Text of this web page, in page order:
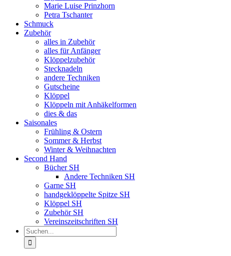
Marie Luise Prinzhorn
Petra Tschanter
Schmuck
Zubehör
alles in Zubehör
alles für Anfänger
Klöppelzubehör
Stecknadeln
andere Techniken
Gutscheine
Klöppel
Klöppeln mit Anhäkelformen
dies & das
Saisonales
Frühling & Ostern
Sommer & Herbst
Winter & Weihnachten
Second Hand
Bücher SH
Andere Techniken SH
Garne SH
handgeklöppelte Spitze SH
Klöppel SH
Zubehör SH
Vereinszeitschriften SH
Suche
nach: